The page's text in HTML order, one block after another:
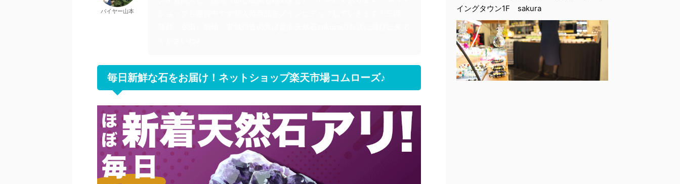
バイヤー山本
毎日新鮮な石をお届け！ネットショップ楽天市場コムローズ♪
イングタウン1F sakura